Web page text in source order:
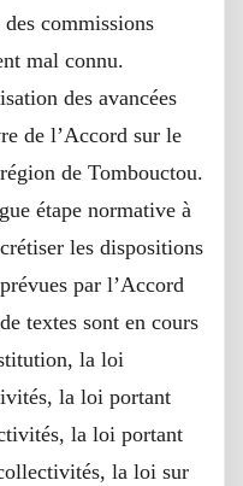
commissions
mal connu.
des avancées
de l’Accord sur le
de Tombouctou.
étape normative à
les dispositions
par l’Accord
textes sont en cours
la loi
la loi portant
la loi portant
la loi sur